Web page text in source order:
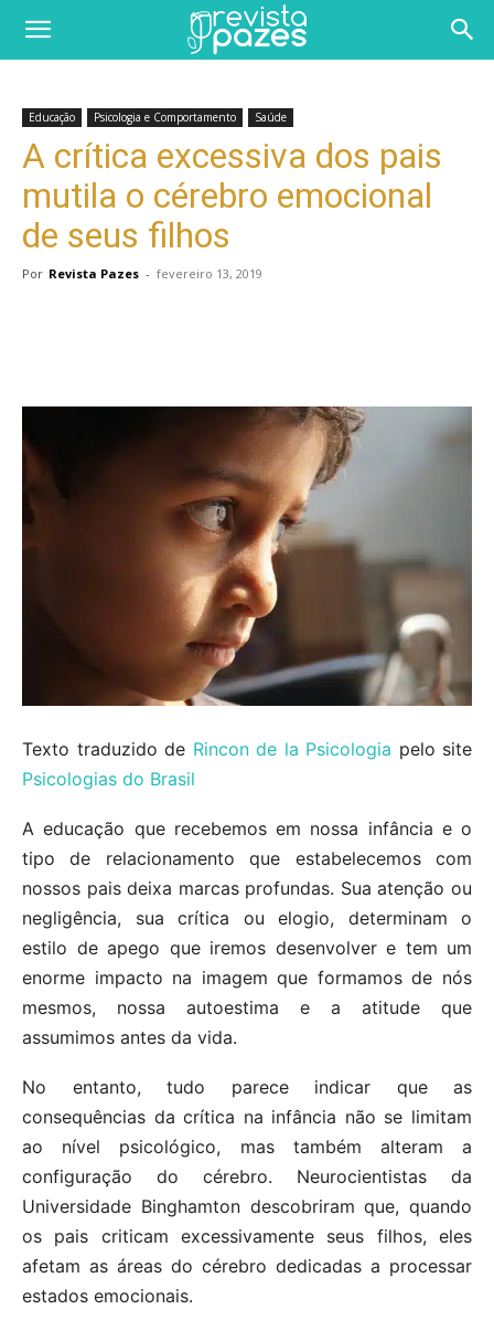
Educação Psicologia e Comportamento Saúde
A crítica excessiva dos pais
mutila o cérebro emocional
de seus filhos
Por Revista Pazes - fevereiro 13, 2019
Texto traduzido de Rincon de la Psicologia pelo site
Psicologias do Brasil
A educação que recebemos em nossa infância e o
tipo de relacionamento que estabelecemos com
nossos pais deixa marcas profundas. Sua atenção ou
negligência, sua crítica ou elogio, determinam o
estilo de apego que iremos desenvolver e tem um
enorme impacto na imagem que formamos de nós
mesmos, nossa autoestima e a atitude que
assumimos antes da vida.
No entanto, tudo parece indicar que as
consequências da crítica na infância não se limitam
ao nível psicológico, mas também alteram a
configuração do cérebro. Neurocientistas da
Universidade Binghamton descobriram que, quando
os pais criticam excessivamente seus filhos, eles
afetam as áreas do cérebro dedicadas a processar
estados emocionais.